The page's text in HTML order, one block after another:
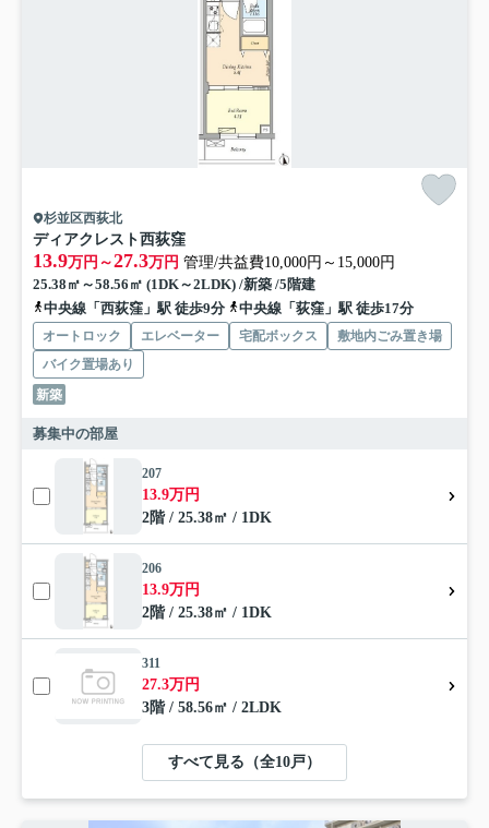
杉並区西荻北
ディアクレスト西荻窪
13.9万円～27.3万円 管理/共益費10,000円～15,000円
25.38㎡～58.56㎡ (1DK～2LDK) /新築 /5階建
中央線「西荻窪」駅 徒歩9分
中央線「荻窪」駅 徒歩17分
オートロック エレベーター 宅配ボックス
敷地内ごみ置き場
バイク置場あり
新築
募集中の部屋
207
13.9万円
2階 / 25.38㎡ / 1DK
206
13.9万円
2階 / 25.38㎡ / 1DK
311
27.3万円
3階 / 58.56㎡ / 2LDK
すべて見る（全10戸）